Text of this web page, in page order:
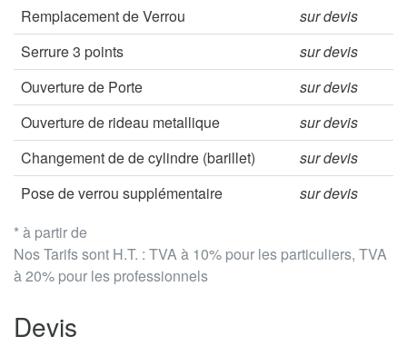
* à partir de
Nos Tarifs sont H.T. : TVA à 10% pour les particuliers, TVA
à 20% pour les professionnels
Remplacement de Verrou
sur devis
Serrure 3 points
sur devis
Ouverture de Porte
sur devis
Ouverture de rideau metallique
sur devis
Changement de de cylindre (barillet)
sur devis
Pose de verrou supplémentaire
sur devis
Devis